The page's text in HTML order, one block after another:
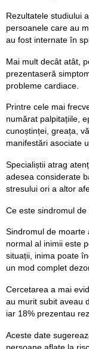
Rezultatele studiului
persoanele care au
au fost internate în
Mai mult decât atât,
prezentaseră
probleme cardiace.
Printre cele mai
numărat palpitațiile,
cunoștinței, greața,
manifestări asociate
Specialiștii atrag
adesea considerate
stresului ori a altor
Ce este sindromul
Sindromul de moarte
normal al inimii este
situații, inima poate
un mod complet
Cercetarea a mai
au murit subit aveau
iar 18% prezentau
Aceste date
persoane aflate la